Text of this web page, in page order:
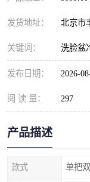
发货地址： 北京市
关键词： 洗脸盆
发布日期： 2026-
阅 读 量： 297
产品描述
款式 单把